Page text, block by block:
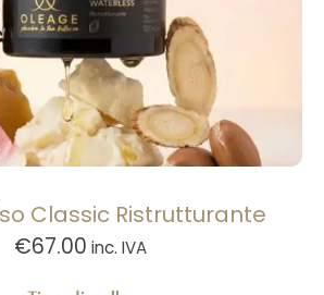
Classic Ristrutturante
€67.00 inc. IVA